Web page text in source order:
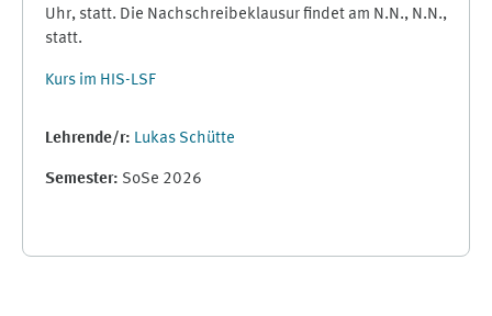
Uhr, statt. Die Nachschreibeklausur findet am N.N., N.N.,
statt.
Kurs im HIS-LSF
Lehrende/r: Lukas Schütte
Semester: SoSe 2026